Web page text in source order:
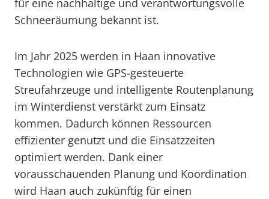
für eine nachhaltige und verantwortungsvolle
Schneeräumung bekannt ist.
Im Jahr 2025 werden in Haan innovative
Technologien wie GPS-gesteuerte
Streufahrzeuge und intelligente Routenplanung
im Winterdienst verstärkt zum Einsatz
kommen. Dadurch können Ressourcen
effizienter genutzt und die Einsatzzeiten
optimiert werden. Dank einer
vorausschauenden Planung und Koordination
wird Haan auch zukünftig für einen